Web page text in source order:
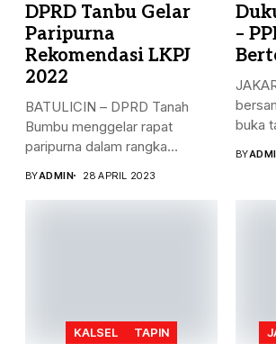
DPRD Tanbu Gelar
Paripurna
Rekomendasi LKPJ
2022
BATULICIN – DPRD Tanah
Bumbu menggelar rapat
paripurna dalam rangka
BYADMIN 28 APRIL 2023
–
buka
BY
KALSEL TAPIN